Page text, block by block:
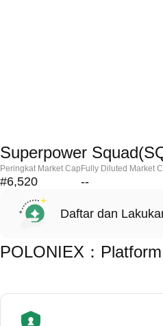
Superpower
Peringkat Market Cap
#6,520
Fully Diluted Market
--
Daftar dan
POLONIEX：